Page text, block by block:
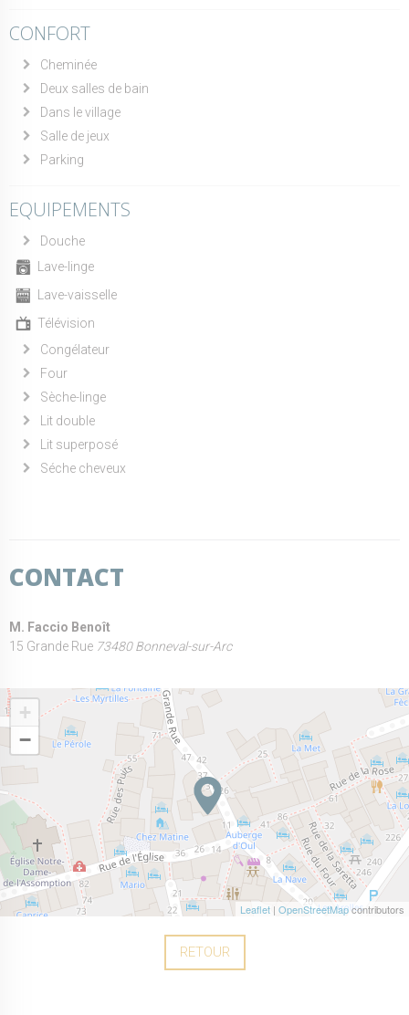
CONFORT
Cheminée
Deux salles de bain
Dans le village
Salle de jeux
Parking
EQUIPEMENTS
Douche
Lave-linge
Lave-vaisselle
Télévision
Congélateur
Four
Sèche-linge
Lit double
Lit superposé
Séche cheveux
CONTACT
M. Faccio Benoît
15 Grande Rue 73480 Bonneval-sur-Arc
+
−
Leaflet | OpenStreetMapcontributors
RETOUR